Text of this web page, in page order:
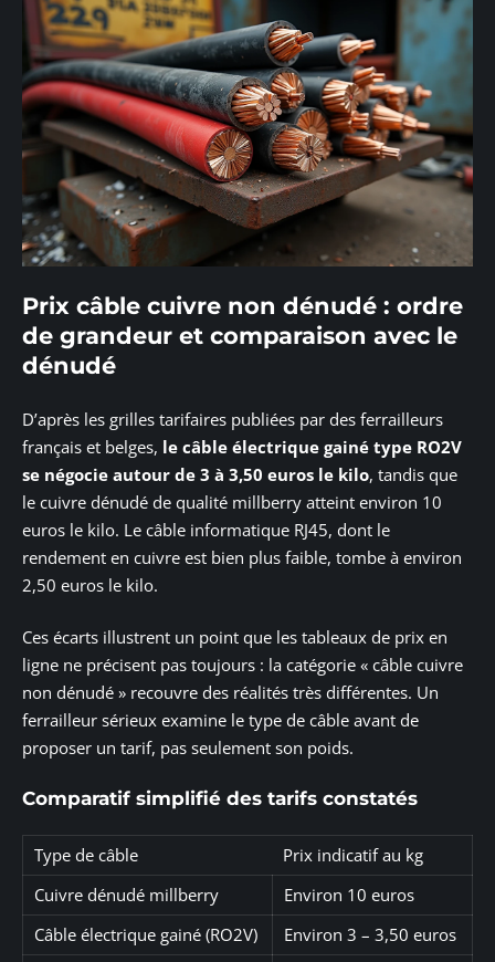
Prix câble cuivre non dénudé : ordre
de grandeur et comparaison avec le
dénudé
D’après les grilles tarifaires publiées par des ferrailleurs
français et belges, le câble électrique gainé type RO2V
se négocie autour de 3 à 3,50 euros le kilo, tandis que
le cuivre dénudé de qualité millberry atteint environ 10
euros le kilo. Le câble informatique RJ45, dont le
rendement en cuivre est bien plus faible, tombe à environ
2,50 euros le kilo.
Ces écarts illustrent un point que les tableaux de prix en
ligne ne précisent pas toujours : la catégorie « câble cuivre
non dénudé » recouvre des réalités très différentes. Un
ferrailleur sérieux examine le type de câble avant de
proposer un tarif, pas seulement son poids.
Comparatif simplifié des tarifs constatés
Type de câble
Prix indicatif au kg
Cuivre dénudé millberry
Environ 10 euros
Câble électrique gainé (RO2V)
Environ 3 – 3,50 euros